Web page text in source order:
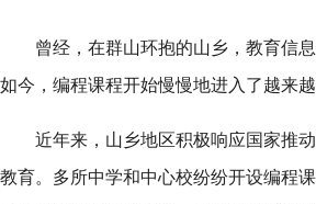
曾经，在群山环抱的山乡，教育信
如今，编程课程开始慢慢地进入了越来越
近年来，山乡地区积极响应国家推
教育。多所中学和中心校纷纷开设编程